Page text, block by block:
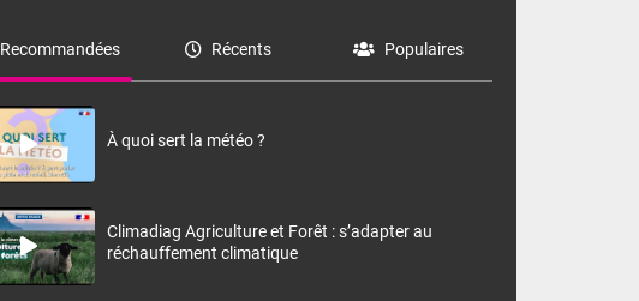
Recommandées Récents Populaires
À quoi sert la météo ?
Climadiag Agriculture et Forêt : s’adapter au
réchauffement climatique